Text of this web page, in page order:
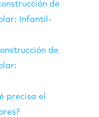
de
Infantil-
de
precisa el